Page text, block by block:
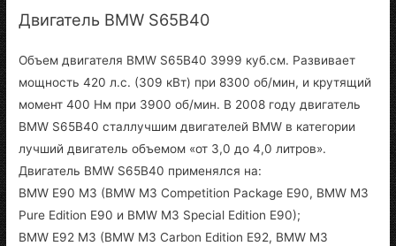
Двигатель BMW S65B40
Объем двигателя BMW S65B40 3999 куб.см. Развивает
мощность 420 л.с. (309 кВт) при 8300 об/мин, и крутящий
момент 400 Нм при 3900 об/мин. В 2008 году двигатель
BMW S65B40 сталлучшим двигателей BMW в категории
лучший двигатель объемом «от 3,0 до 4,0 литров».
Двигатель BMW S65B40 применялся на:
BMW E90 M3 (BMW M3 Competition Package E90, BMW M3
Pure Edition E90 и BMW M3 Special Edition E90);
BMW E92 M3 (BMW M3 Carbon Edition E92, BMW M3